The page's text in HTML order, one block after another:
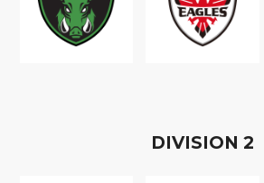
DIVISION 2